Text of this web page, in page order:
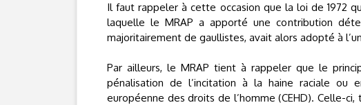
Il faut rappeler à cette occasion que la loi de 1972
laquelle le MRAP a apporté une contribution
majoritairement de gaullistes, avait alors adopté à
Par ailleurs, le MRAP tient à rappeler que le
pénalisation de l’incitation à la haine raciale ou
européenne des droits de l’homme (CEHD). Celle-